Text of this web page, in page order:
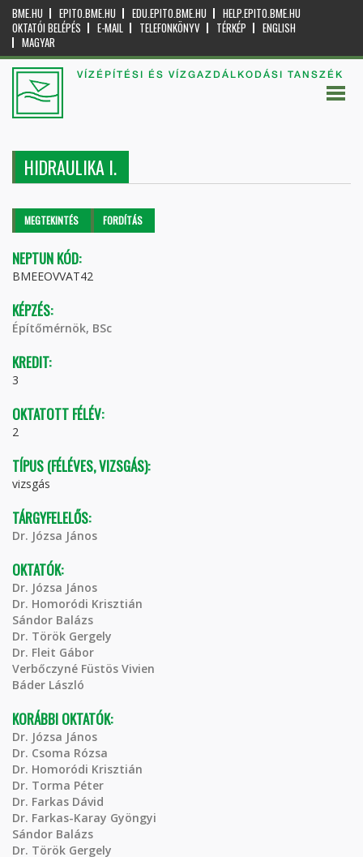
BME.HU EPITO.BME.HU EDU.EPITO.BME.HU
HELP.EPITO.BME.HU
OKTATÓI BELÉPÉS
E-MAIL TELEFONKÖNYV TÉRKÉP
ENGLISH
MAGYAR
VÍZÉPÍTÉSI ÉS VÍZGAZDÁLKODÁSI TANSZÉK
HIDRAULIKA I.
Elsődleges fülek
MEGTEKINTÉS (AKTÍVFORDÍTÁS
NEPTUN KÓD:
BMEEOVVAT42
KÉPZÉS:
Építőmérnök, BSc
KREDIT:
3
OKTATOTT FÉLÉV:
2
TÍPUS (FÉLÉVES, VIZSGÁS):
vizsgás
TÁRGYFELELŐS:
Dr. Józsa János
OKTATÓK:
Dr. Józsa János
Dr. Homoródi Krisztián
Sándor Balázs
Dr. Török Gergely
Dr. Fleit Gábor
Verbőczyné Füstös Vivien
Báder László
KORÁBBI OKTATÓK:
Dr. Józsa János
Dr. Csoma Rózsa
Dr. Homoródi Krisztián
Dr. Torma Péter
Dr. Farkas Dávid
Dr. Farkas-Karay Gyöngyi
Sándor Balázs
Dr. Török Gergely